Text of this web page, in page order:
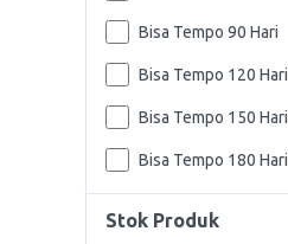
Bisa Tempo 90 Hari
Bisa Tempo 120 Hari
Bisa Tempo 150 Hari
Bisa Tempo 180 Hari
Stok Produk